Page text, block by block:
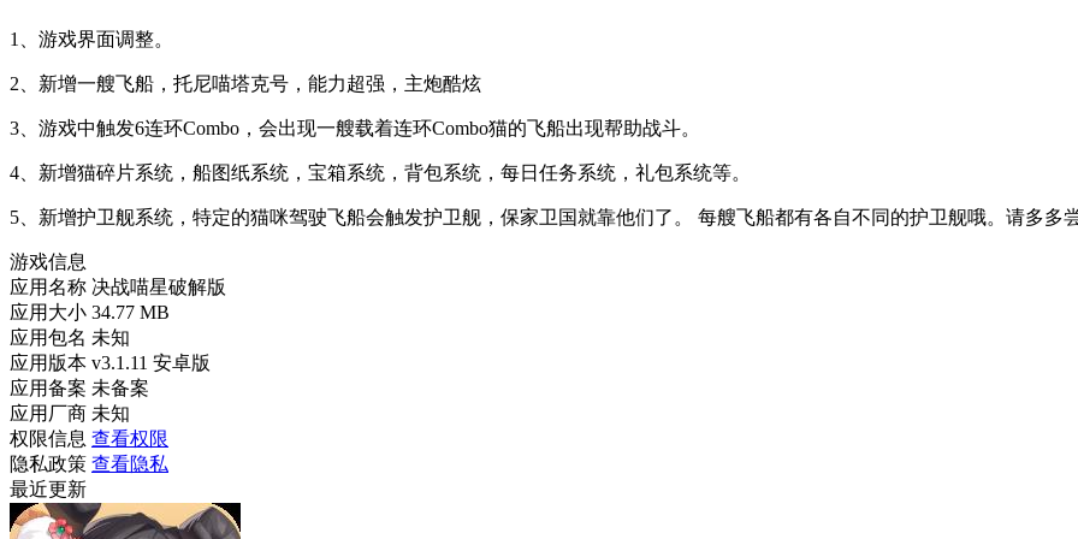
1、游戏界面调整。
2、新增一艘飞船，托尼喵塔克号，能力超强，主炮酷炫
3、游戏中触发6连环Combo，会出现一艘载着连环Combo猫的飞船出现帮助战斗。
4、新增猫碎片系统，船图纸系统，宝箱系统，背包系统，每日任务系统，礼包系统等。
5、新增护卫舰系统，特定的猫咪驾驶飞船会触发护卫舰，保家卫国就靠他们了。 每艘飞船都有各自不同的护卫舰哦。请多多
游戏信息
应用名称 决战喵星破解版
应用大小 34.77 MB
应用包名 未知
应用版本 v3.1.11 安卓版
应用备案 未备案
应用厂商 未知
权限信息 查看权限
隐私政策 查看隐私
最近更新